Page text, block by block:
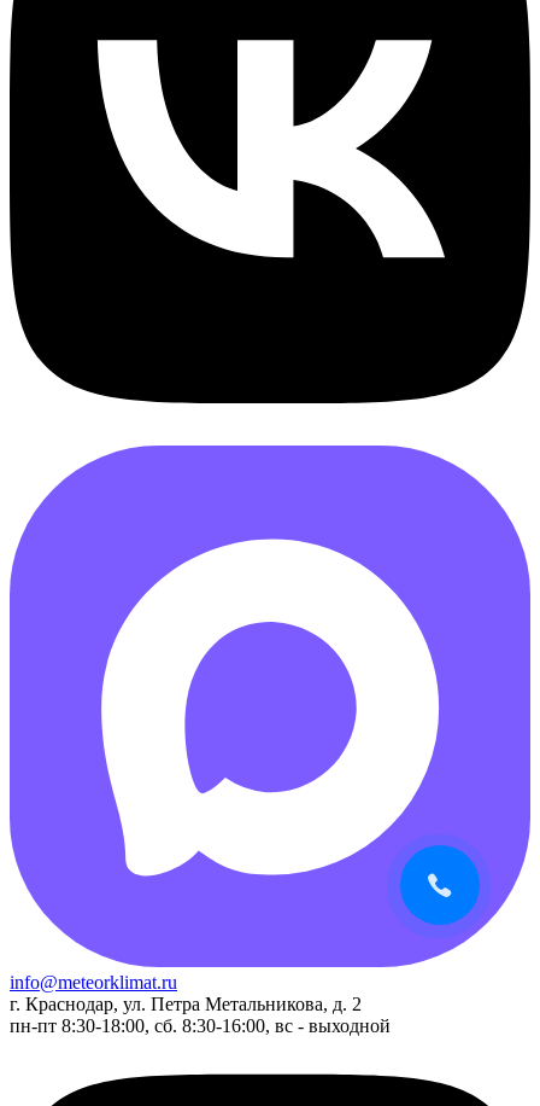
info@meteorklimat.ru
г. Краснодар, ул. Петра Метальникова, д. 2
пн-пт 8:30-18:00, сб. 8:30-16:00, вс - выходной